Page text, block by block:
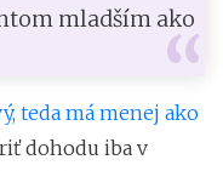
mladším ako
teda má menej ako
dohodu iba v